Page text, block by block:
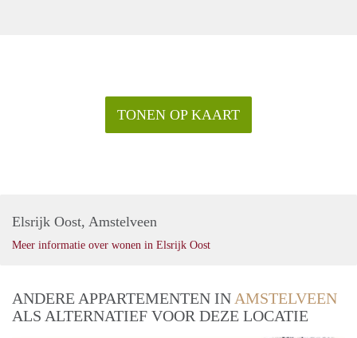
TONEN OP KAART
Elsrijk Oost, Amstelveen
Meer informatie over wonen in Elsrijk Oost
ANDERE APPARTEMENTEN IN AMSTELVEEN
ALS ALTERNATIEF VOOR DEZE LOCATIE